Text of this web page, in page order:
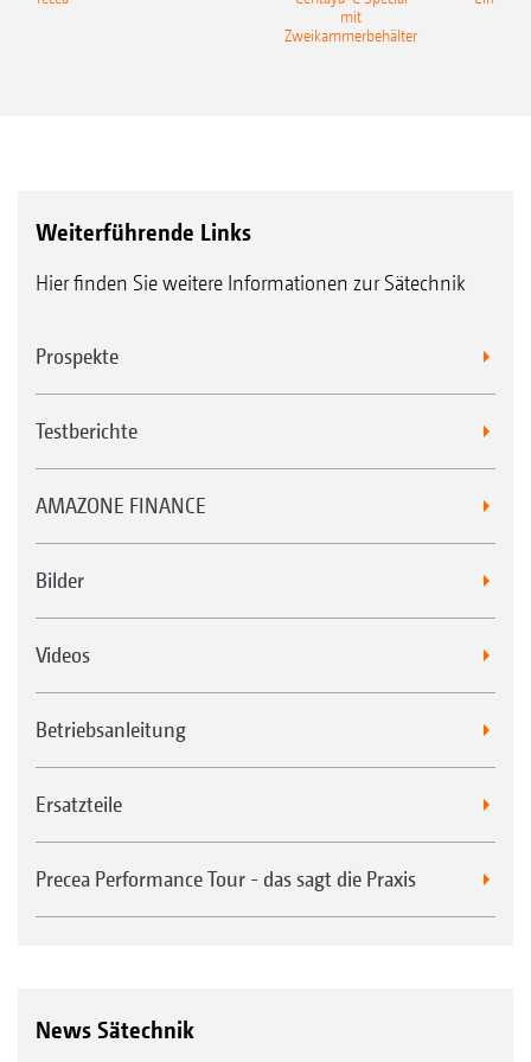
die sie säen muss. Diese Maschine hat unsere
mit
Zweikammerbehälter
Weiterführende Links
Hier finden Sie weitere Informationen zur Sätechnik
Prospekte
Testberichte
AMAZONE FINANCE
Bilder
Videos
Betriebsanleitung
Ersatzteile
Precea Performance Tour - das sagt die Praxis
News Sätechnik